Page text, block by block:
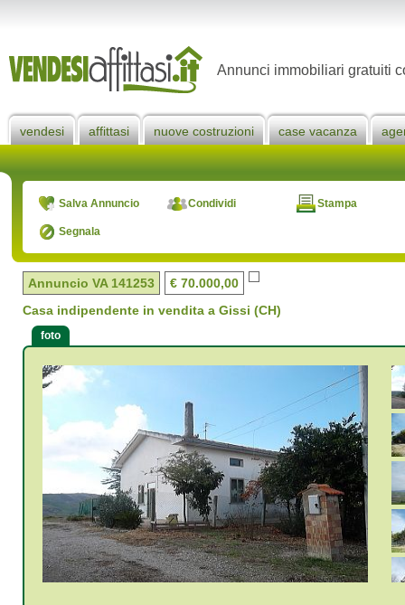
Annunci immobiliari gratuiti
vendesi affittasi nuove costruzioni case vacanza
Salva Annuncio Condividi Stampa
Segnala
Annuncio VA 141253
€ 70.000,00
Casa indipendente in vendita a Gissi (CH)
foto